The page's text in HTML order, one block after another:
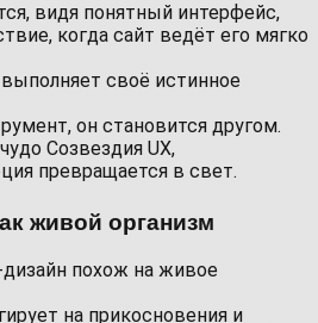
видя понятный интерфейс,
когда сайт ведёт его мягко
своё истинное
он становится другом.
Созвездия UX,
превращается в свет.
живой организм
дизайн похож на живое
на прикосновения и